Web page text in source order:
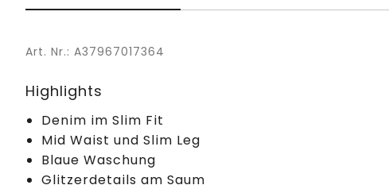
Art. Nr.: A37967017364
Highlights
Denim im Slim Fit
Mid Waist und Slim Leg
Blaue Waschung
Glitzerdetails am Saum